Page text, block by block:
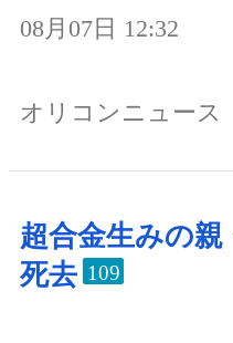
08月07日 12:32
オリコンニュース
超合金生みの親
死去 109